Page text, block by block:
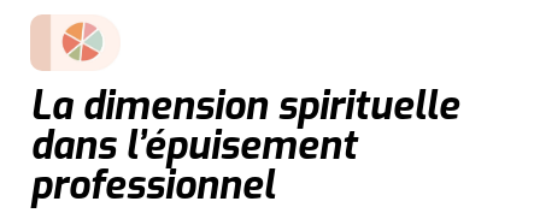
La dimension spirituelle
dans l’épuisement
professionnel